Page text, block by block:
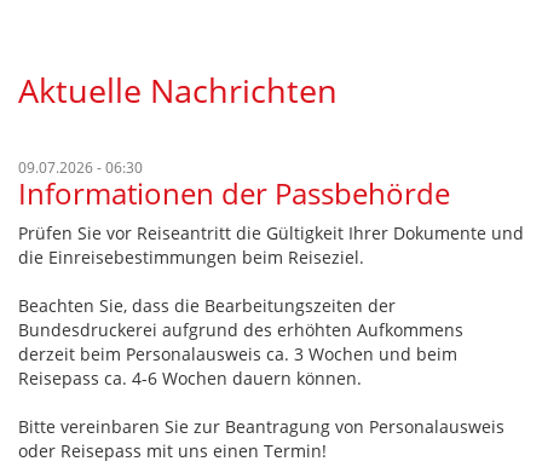
Aktuelle Nachrichten
09.07.2026 - 06:30
Informationen der Passbehörde
Prüfen Sie vor Reiseantritt die Gültigkeit Ihrer Dokumente und
die Einreisebestimmungen beim Reiseziel.
Beachten Sie, dass die Bearbeitungszeiten der
Bundesdruckerei aufgrund des erhöhten Aufkommens
derzeit beim Personalausweis ca. 3 Wochen und beim
Reisepass ca. 4-6 Wochen dauern können.
Bitte vereinbaren Sie zur Beantragung von Personalausweis
oder Reisepass mit uns einen Termin!